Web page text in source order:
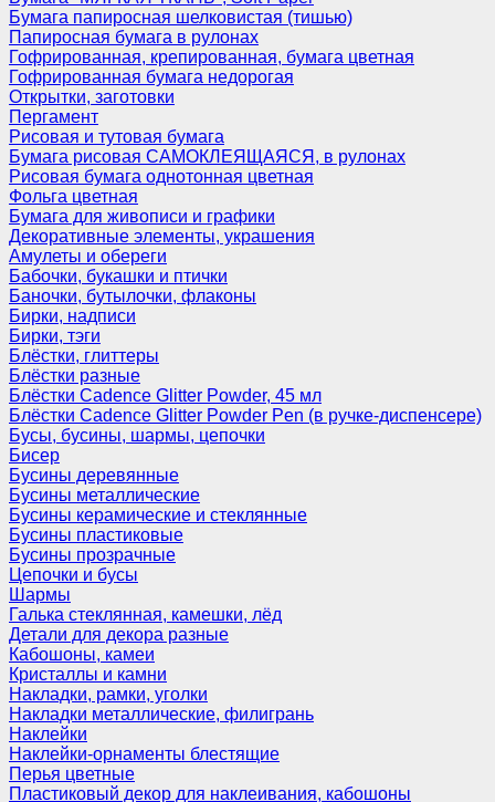
Бумага папиросная шелковистая (тишью)
Папиросная бумага в рулонах
Гофрированная, крепированная, бумага цветная
Гофрированная бумага недорогая
Открытки, заготовки
Пергамент
Рисовая и тутовая бумага
Бумага рисовая САМОКЛЕЯЩАЯСЯ, в рулонах
Рисовая бумага однотонная цветная
Фольга цветная
Бумага для живописи и графики
Декоративные элементы, украшения
Амулеты и обереги
Бабочки, букашки и птички
Баночки, бутылочки, флаконы
Бирки, надписи
Бирки, тэги
Блёстки, глиттеры
Блёстки разные
Блёстки Cadence Glitter Powder, 45 мл
Блёстки Cadence Glitter Powder Pen (в ручке-диспенсере)
Бусы, бусины, шармы, цепочки
Бисер
Бусины деревянные
Бусины металлические
Бусины керамические и стеклянные
Бусины пластиковые
Бусины прозрачные
Цепочки и бусы
Шармы
Галька стеклянная, камешки, лёд
Детали для декора разные
Кабошоны, камеи
Кристаллы и камни
Накладки, рамки, уголки
Накладки металлические, филигрань
Наклейки
Наклейки-орнаменты блестящие
Перья цветные
Пластиковый декор для наклеивания, кабошоны